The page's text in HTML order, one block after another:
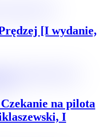
[I wydanie,
na pilota
I